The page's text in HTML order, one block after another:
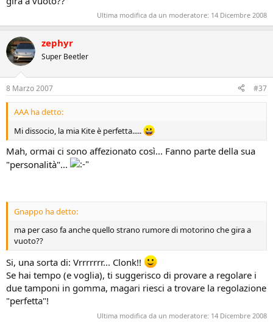
Ultima modifica da un moderatore: 14 Dicembre 2008
zephyr
Super Beetler
8 Marzo 2007 #37
AAA ha detto:
Mi dissocio, la mia Kite è perfetta.....
Mah, ormai ci sono affezionato così... Fanno parte della sua
"personalità"...
Gnappo ha detto:
ma per caso fa anche quello strano rumore di motorino che gira a
vuoto??
Si, una sorta di: Vrrrrrrr... Clonk!!
Se hai tempo (e voglia), ti suggerisco di provare a regolare i
due tamponi in gomma, magari riesci a trovare la regolazione
"perfetta"!
Ultima modifica da un moderatore: 14 Dicembre 2008